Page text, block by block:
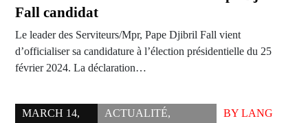
Fall candidat
Le leader des Serviteurs/Mpr, Pape Djibril Fall vient
d’officialiser sa candidature à l’élection présidentielle du 25
février 2024. La déclaration…
MARCH 14,
ACTUALITÉ,
BYLANG